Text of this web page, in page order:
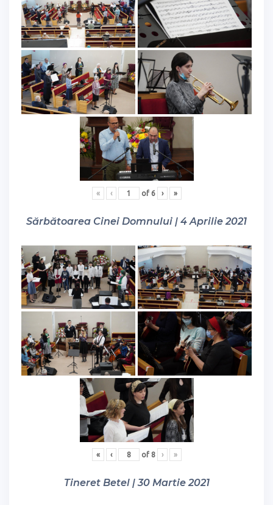
« ‹ of 6 › »
Sărbătoarea Cinei Domnului | 4 Aprilie 2021
« ‹ of 8 › »
Tineret Betel | 30 Martie 2021